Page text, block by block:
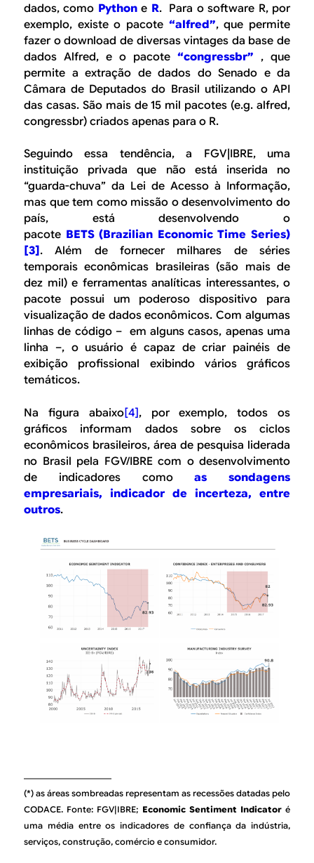
dados, como Pythone R. Para o software R, por
exemplo, existe o pacote “alfred”, que permite
fazer o download de diversasvintages da base de
dados Alfred, e o pacote “congressbr” , que
permite a extração de dados do Senado e da
Câmara de Deputados do Brasil utilizando o API
das casas. São mais de 15 mil pacotes (e.g. alfred,
congressbr) criados apenas para o R.
Seguindo essa tendência, a FGV|IBRE, uma
instituição privada que não está inserida no
“guarda-chuva” da Lei de Acesso à Informação,
mas que tem como missão o desenvolvimento do
país, está desenvolvendo o
pacote BETS (Brazilian Economic Time Series)
[3] . Além de fornecer milhares de séries
temporais econômicas brasileiras (são mais de
dez mil) e ferramentas analíticas interessantes, o
pacote possui um poderoso dispositivo para
visualização de dados econômicos. Com algumas
linhas de código – em alguns casos, apenas uma
linha –, o usuário é capaz de criar painéis de
exibição profissional exibindo vários gráficos
temáticos.
Na figura abaixo[4] , por exemplo, todos os
gráficos informam dados sobre os ciclos
econômicos brasileiros, área de pesquisa liderada
no Brasil pela FGV/IBRE com o desenvolvimento
de indicadores comoas sondagens
empresariais, indicador de incerteza, entre
outros.
(*) as áreas sombreadas representam as recessões datadas pelo
CODACE. Fonte: FGV|IBRE; Economic Sentiment Indicatoré
uma média entre os indicadores de confiança da indústria,
serviços, construção, comércio e consumidor.